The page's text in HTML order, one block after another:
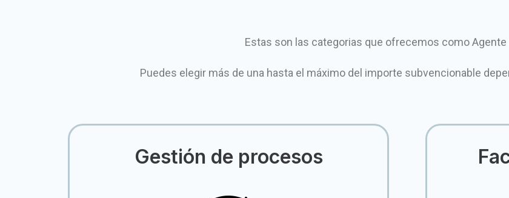
Estas son las categorias que ofrecemos como Agente
Puedes elegir más de una hasta el máximo del importe subvencionable
Gestión de procesos